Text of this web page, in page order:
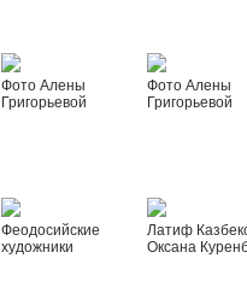
Фото Алены
Григорьевой
Фото Алены
Григорьевой
Феодосийские
художники
Латиф
Оксана